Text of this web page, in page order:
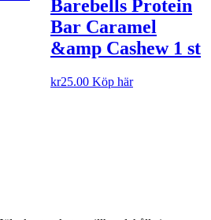
Barebells Protein
Bar Caramel
&amp Cashew 1 st
kr25.00 Köp här